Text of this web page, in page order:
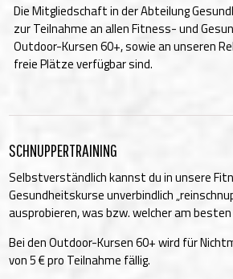
Die Mitgliedschaft in der Abteilung
zur Teilnahme an allen Fitness- und
Outdoor-Kursen 60+, sowie an unseren
freie Plätze verfügbar sind.
SCHNUPPERTRAINING
Selbstverständlich kannst du in unsere
Gesundheitskurse unverbindlich
ausprobieren, was bzw. welcher am
Bei den Outdoor-Kursen 60+ wird für
von 5 € pro Teilnahme fällig.